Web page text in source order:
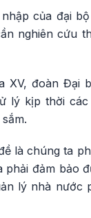
của đại
nghiên cứu
XV, đoàn Đại
lý kịp thời
là chúng ta
đảm bảo
lý nhà nước